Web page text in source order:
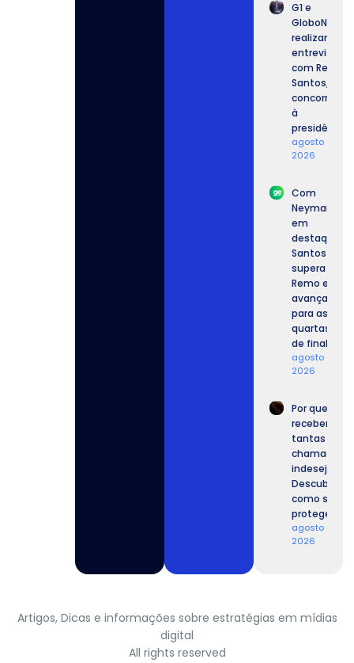
G1 e
GloboNews
realizam
entrevista
com Renan
Santos,
concorrente
à
presidência.
agosto 7,
2026
Com
Neymar
em
destaque,
Santos
supera o
Remo e
avança
para as
quartas
de final.
agosto 6,
2026
Por que
recebemos
tantas
chamadas
Descubra
como se
proteger.
agosto 6,
2026
Artigos, Dicas e informações sobre estratégias em mídias
digital
All rights reserved